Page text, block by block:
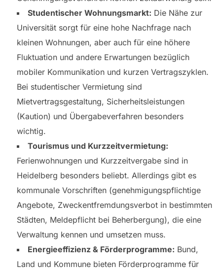
Studentischer Wohnungsmarkt: Die Nähe zur
Universität sorgt für eine hohe Nachfrage nach
kleinen Wohnungen, aber auch für eine höhere
Fluktuation und andere Erwartungen bezüglich
mobiler Kommunikation und kurzen Vertragszyklen.
Bei studentischer Vermietung sind
Mietvertragsgestaltung, Sicherheitsleistungen
(Kaution) und Übergabeverfahren besonders
wichtig.
Tourismus und Kurzzeitvermietung:
Ferienwohnungen und Kurzzeitvergabe sind in
Heidelberg besonders beliebt. Allerdings gibt es
kommunale Vorschriften (genehmigungspflichtige
Angebote, Zweckentfremdungsverbot in bestimmten
Städten, Meldepflicht bei Beherbergung), die eine
Verwaltung kennen und umsetzen muss.
Energieeffizienz & Förderprogramme: Bund,
Land und Kommune bieten Förderprogramme für